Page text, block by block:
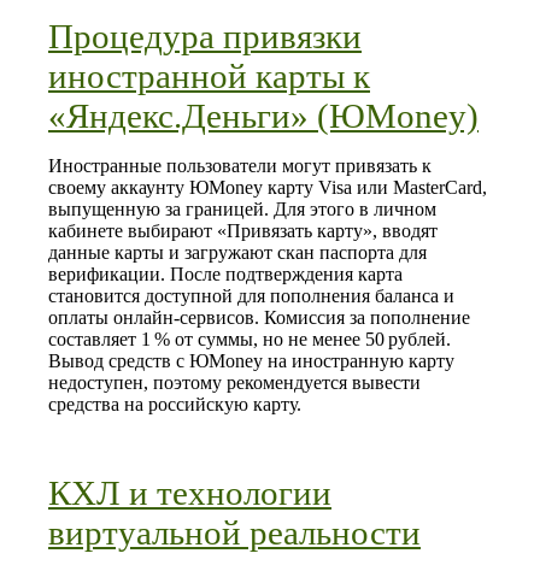
Процедура привязки
иностранной карты к
«Яндекс.Деньги» (ЮMoney)
Иностранные пользователи могут привязать к
своему аккаунту ЮMoney карту Visa или MasterCard,
выпущенную за границей. Для этого в личном
кабинете выбирают «Привязать карту», вводят
данные карты и загружают скан паспорта для
верификации. После подтверждения карта
становится доступной для пополнения баланса и
оплаты онлайн‑сервисов. Комиссия за пополнение
составляет 1 % от суммы, но не менее 50 рублей.
Вывод средств с ЮMoney на иностранную карту
недоступен, поэтому рекомендуется вывести
средства на российскую карту.
КХЛ и технологии
виртуальной реальности